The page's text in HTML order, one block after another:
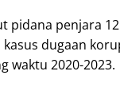
pidana penjara
dugaan
waktu 2020-2023.